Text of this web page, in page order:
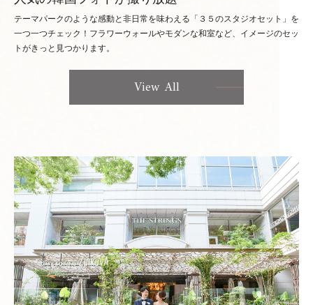
テーマパークのような感動と非日常を味わえる「３５のスタジオセット」を
一つ一つチェック！ フラワーウォールやモダンな和室など、イメージのセッ
トがきっと見つかります。
View All